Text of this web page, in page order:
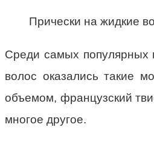
Прически на жидкие
Среди самых популярных
волос оказались такие
объемом, французский
многое другое.